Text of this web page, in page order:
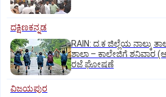
ದಕ್ಷಿಣಕನ್ನಡ
RAIN: ದ.ಕ ಜಿಲ್ಲೆಯ ನಾಲ್ಕು
ಶಾಲಾ – ಕಾಲೇಜಿಗೆ ಶನಿವಾರ
ರಜೆ ಘೋಷಣೆ
ವಿಜಯಪುರ